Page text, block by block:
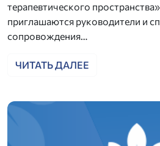
терапевтического
приглашаются руководители и
сопровождения…
ЧИТАТЬ ДАЛЕЕ